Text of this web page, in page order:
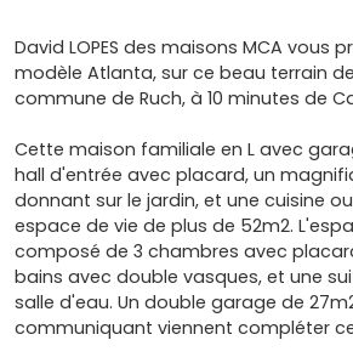
David LOPES des maisons MCA vous
modèle Atlanta, sur ce beau terrain de
commune de Ruch, à 10 minutes de
Cette maison familiale en L avec
hall d'entrée avec placard, un
donnant sur le jardin, et une cuisine
espace de vie de plus de 52m2.
composé de 3 chambres avec
bains avec double vasques, et une
salle d'eau. Un double garage de
communiquant viennent compléter